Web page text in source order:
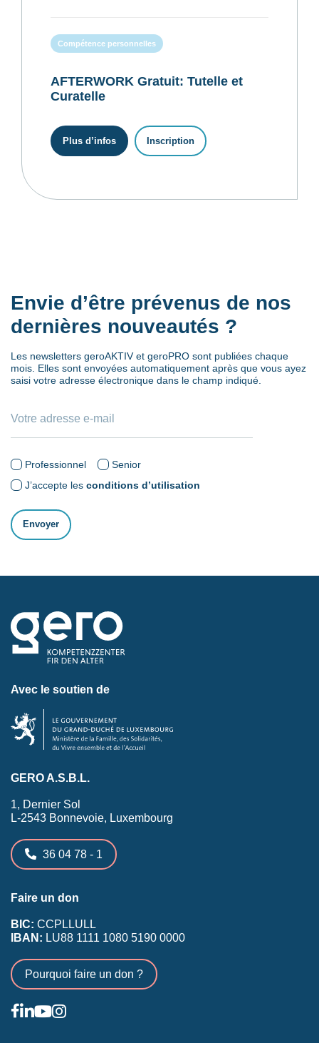
Compétence personnelles
AFTERWORK Gratuit: Tutelle et
Curatelle
Plus d’infos Inscription
Envie d’être prévenus de nos
dernières nouveautés ?
Les newsletters geroAKTIV et geroPRO sont publiées chaque
mois. Elles sont envoyées automatiquement après que vous ayez
saisi votre adresse électronique dans le champ indiqué.
Professionnel
Senior
J’accepte les conditions d’utilisation
Avec le soutien de
GERO A.S.B.L.
1, Dernier Sol
L-2543 Bonnevoie, Luxembourg
36 04 78 - 1
Faire un don
BIC: CCPLLULL
IBAN: LU88 1111 1080 5190 0000
Pourquoi faire un don ?